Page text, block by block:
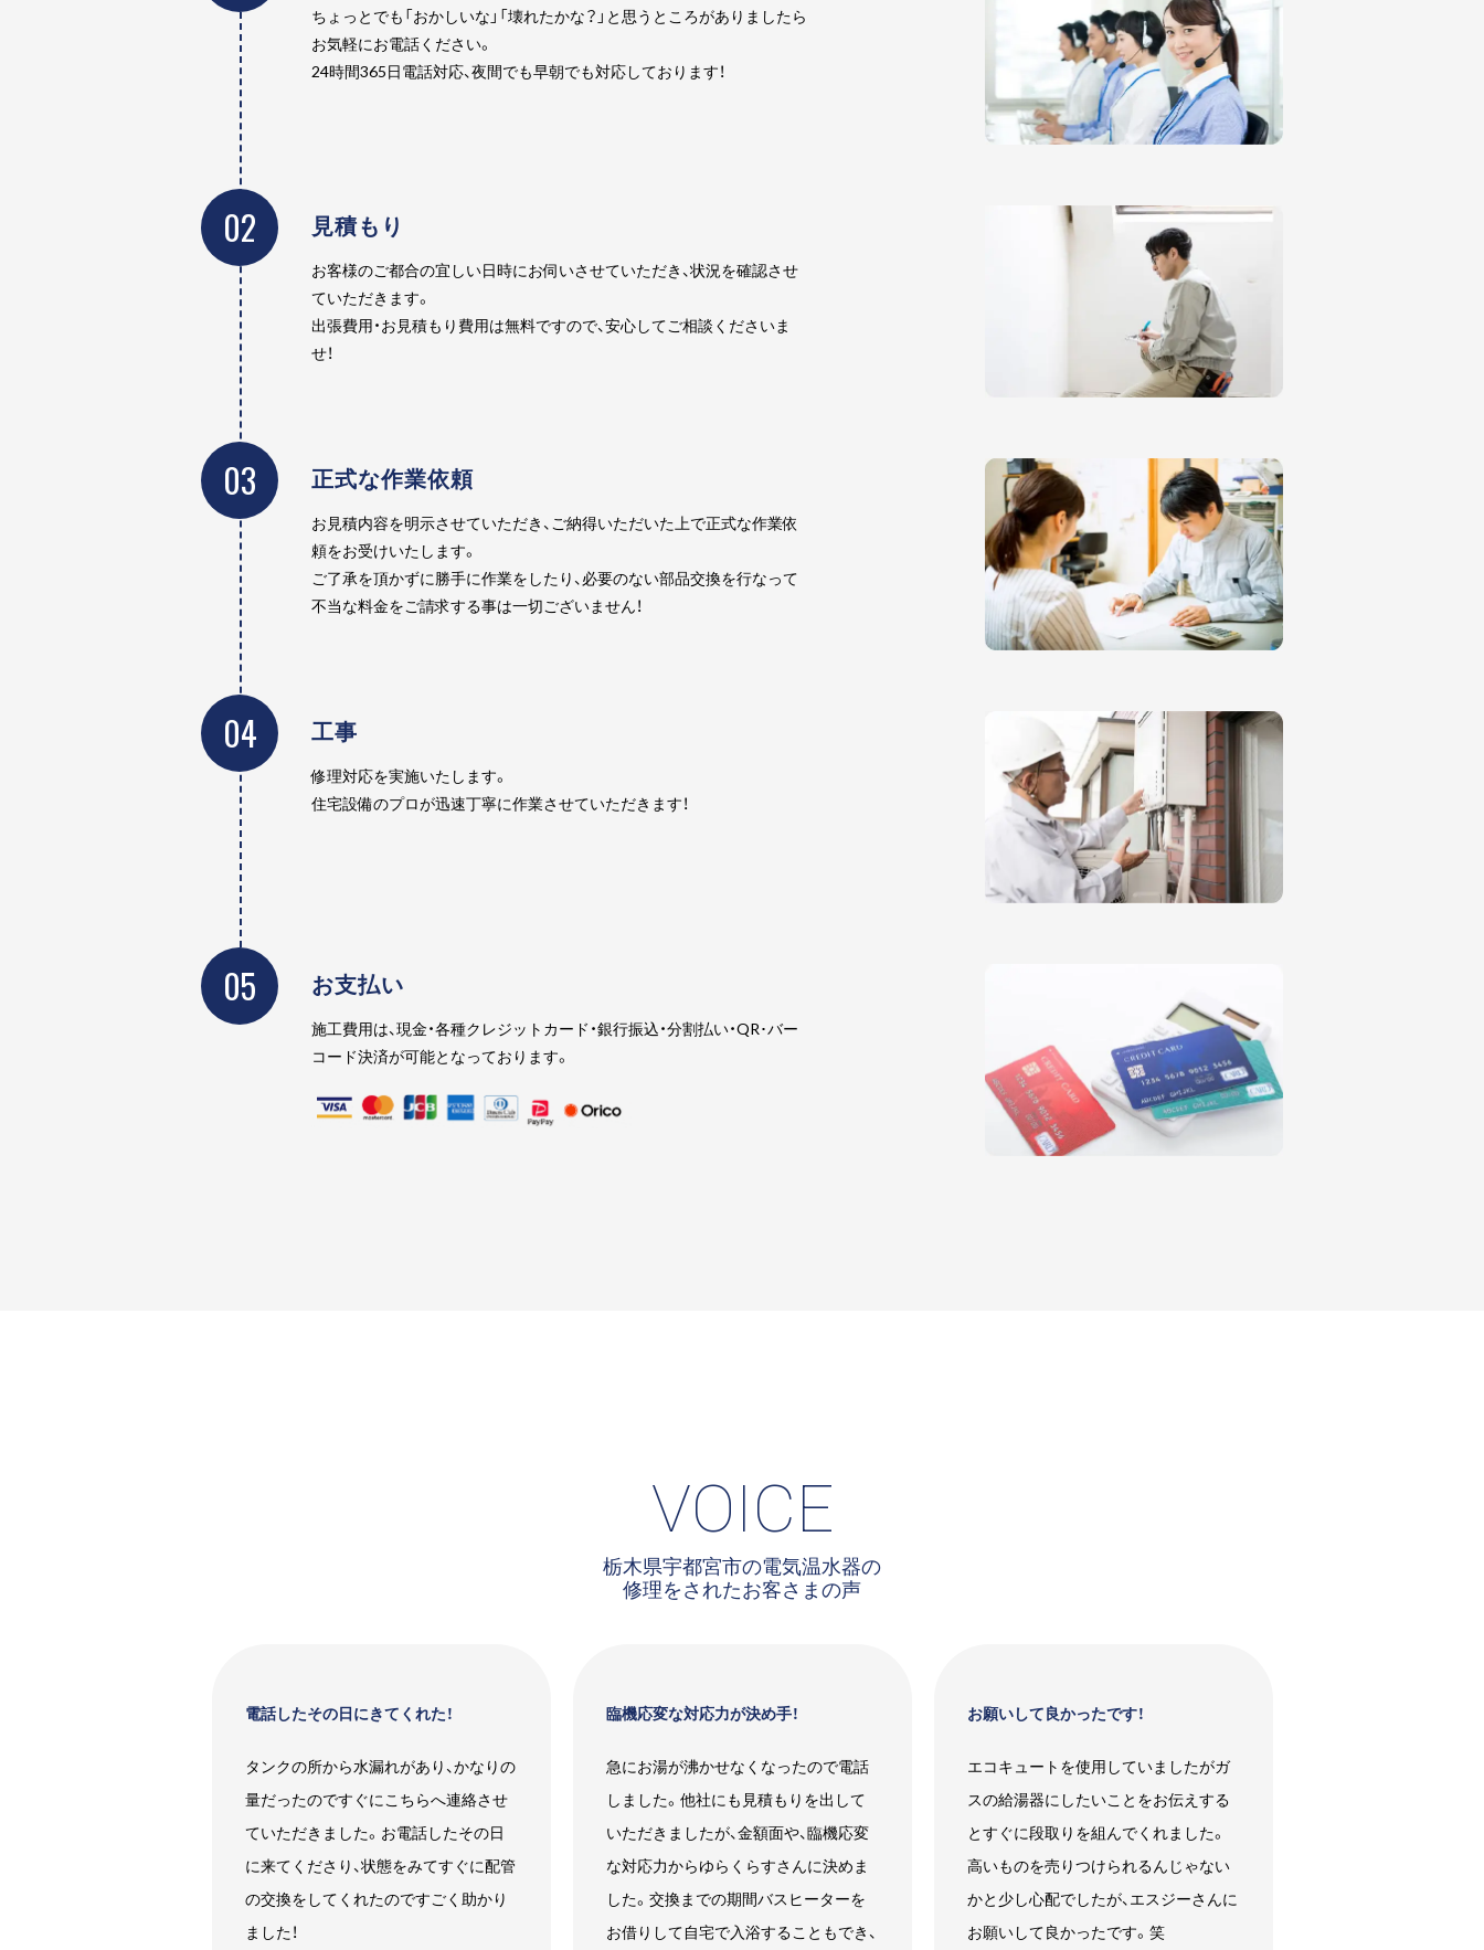
ちょっとでも「おかしいな」「壊れたかな？」と思うところがありましたら
お気軽にお電話ください。
24時間365日電話対応、夜間でも早朝でも対応しております！
02 見積もり
お客様のご都合の宜しい日時にお伺いさせていただき、状況を確認させ
ていただきます。
出張費用・お見積もり費用は無料ですので、安心してご相談くださいま
せ！
03 正式な作業依頼
お見積内容を明示させていただき、ご納得いただいた上で正式な作業依
頼をお受けいたします。
ご了承を頂かずに勝手に作業をしたり、必要のない部品交換を行なって
不当な料金をご請求する事は一切ございません！
04 工事
修理対応を実施いたします。
住宅設備のプロが迅速丁寧に作業させていただきます！
05 お支払い
施工費用は、現金・各種クレジットカード・銀行振込・分割払い・QR･バー
コード決済が可能となっております。
VOICE
栃木県宇都宮市の電気温水器の
修理をされたお客さまの声
電話したその日にきてくれた！
タンクの所から水漏れがあり、かなりの
量だったのですぐにこちらへ連絡させ
ていただきました。お電話したその日
に来てくださり、状態をみてすぐに配管
の交換をしてくれたのですごく助かり
ました！
臨機応変な対応力が決め手！
急にお湯が沸かせなくなったので電話
しました。他社にも見積もりを出して
いただきましたが、金額面や、臨機応変
な対応力からゆらくらすさんに決めま
した。交換までの期間バスヒーターを
お借りして自宅で入浴することもでき、
お願いして良かったです！
エコキュートを使用していましたがガ
スの給湯器にしたいことをお伝えする
とすぐに段取りを組んでくれました。
高いものを売りつけられるんじゃない
かと少し心配でしたが、エスジーさんに
お願いして良かったです。笑